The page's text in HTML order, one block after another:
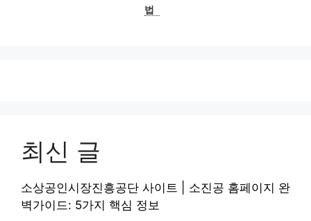
법
최신 글
소상공인시장진흥공단 사이트 | 소진공 홈페이지 완
벽가이드: 5가지 핵심 정보